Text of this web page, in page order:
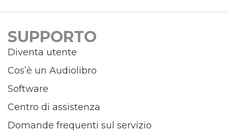
SUPPORTO
Diventa utente
Cos’è un Audiolibro
Software
Centro di assistenza
Domande frequenti sul servizio